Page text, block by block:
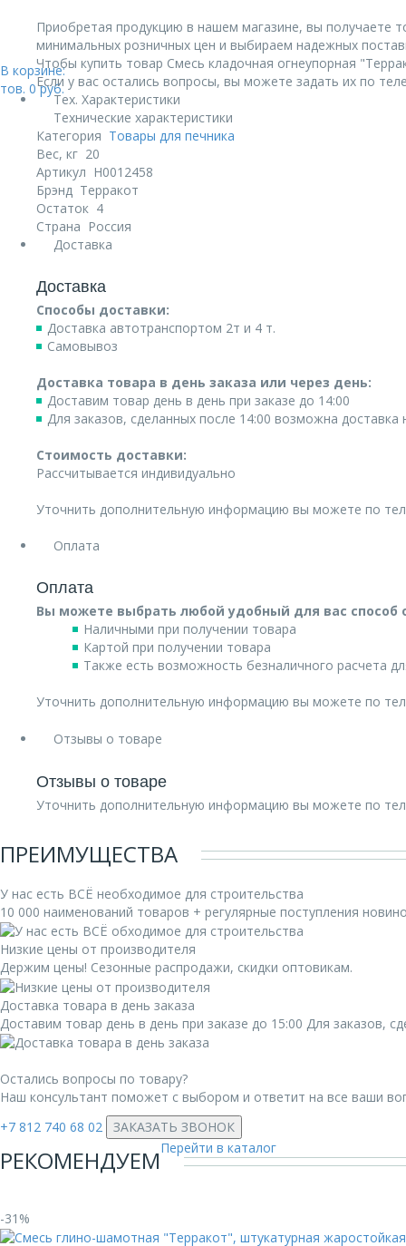
В корзине:
тов. 0руб.
Приобретая продукцию в нашем магазине, вы получаете
минимальных розничных цен и выбираем надежных
Чтобы купить товар Смесь кладочная огнеупорная
Если у вас остались вопросы, вы можете задать их по
Тех. Характеристики
Технические характеристики
Категория Товары для печника
Вес, кг 20
Артикул Н0012458
Брэнд Терракот
Остаток 4
Страна Россия
Доставка
Доставка
Способы доставки:
Доставка автотранспортом 2т и 4 т.
Самовывоз
Доставка товара в день заказа или через день:
Доставим товар день в день при заказе до 14:00
Для заказов, сделанных после 14:00 возможна
Стоимость доставки:
Рассчитывается индивидуально
Уточнить дополнительную информацию вы можете по
Оплата
Оплата
Вы можете выбрать любой удобный для вас способ
Наличными при получении товара
Картой при получении товара
Также есть возможность безналичного расчета
Уточнить дополнительную информацию вы можете по
Отзывы о товаре
Отзывы о товаре
Уточнить дополнительную информацию вы можете по
ПРЕИМУЩЕСТВА
У нас есть ВСЁ необходимое для строительства
10 000 наименований товаров + регулярные поступления
Низкие цены от производителя
Держим цены! Сезонные распродажи, скидки оптовикам.
Доставка товара в день заказа
Доставим товар день в день при заказе до 15:00 Для заказов,
Остались вопросы по товару?
Наш консультант поможет с выбором и ответит на все ваши
+7 812 740 68 02
ЗАКАЗАТЬ ЗВОНОК
РЕКОМЕНДУЕМПерейти в каталог
-31%